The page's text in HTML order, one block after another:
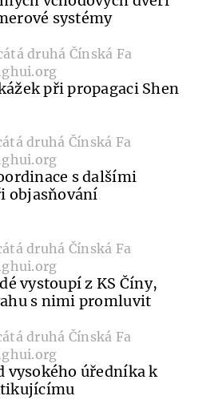
systémy
druhá Čínská Fa
při propagaci Shen
druhá Čínská Fa
s dalšími
objasňování
druhá Čínská Fa
vystoupí z KS Číny,
s nimi promluvit
druhá Čínská Fa
vysokého úředníka k